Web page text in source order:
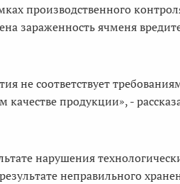
производственного
зараженность ячменя
не соответствует
качестве продукции», -
нарушения
неправильного